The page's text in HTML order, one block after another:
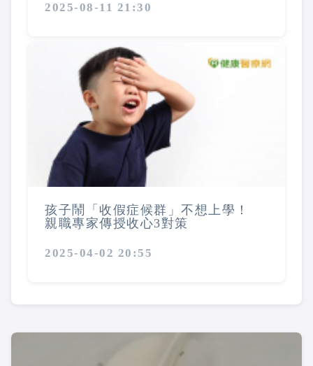
2025-08-11 21:30
孩子鬧「收假症候群」不想上學！
親職專家傳授收心3對策
2025-04-02 20:55